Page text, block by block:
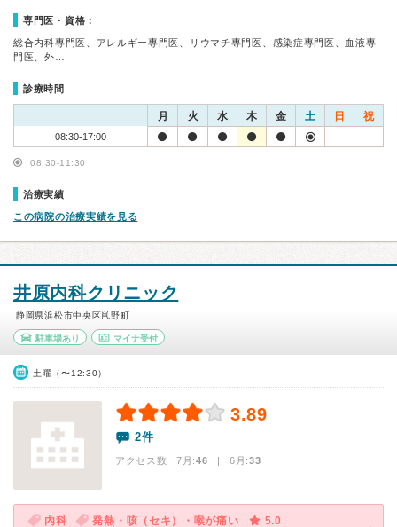
専門医・資格：
総合内科専門医、アレルギー専門医、リウマチ専門医、感染症専門医、血液専
門医、外…
診療時間
月 火 水 木 金 土 日 祝
08:30-17:00
08:30-11:30
治療実績
この病院の治療実績を見る
井原内科クリニック
静岡県浜松市中央区鼡野町
駐車場あり マイナ受付
土曜（〜12:30）
3.89
2件
アクセス数 7月:46 | 6月:33
内科 発熱・咳（セキ）・喉が痛い
5.0